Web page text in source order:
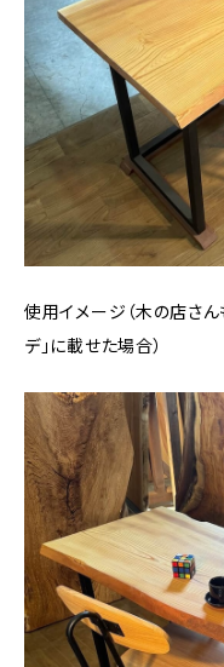
使用イメージ（木の店さ
デ」に載せた場合）